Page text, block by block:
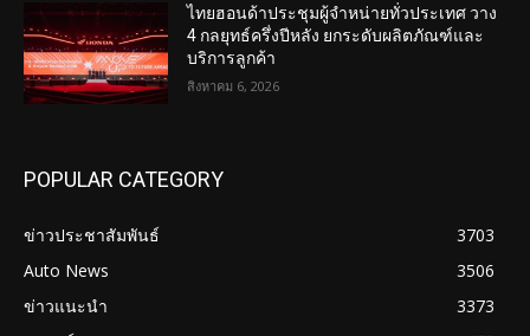
ไทยฮอนด้าประชุมผู้จำหน่ายทั่วประเทศ วาง
4 กลยุทธ์ครึ่งปีหลัง ยกระดับผลิตภัณฑ์และ
บริการลูกค้า
สิงหาคม 6, 2026
POPULAR CATEGORY
ข่าวประชาสัมพันธ์
3703
Auto News
3506
ข่าวแนะนำ
3373